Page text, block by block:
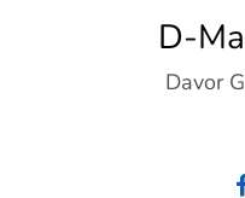
D-
Davor